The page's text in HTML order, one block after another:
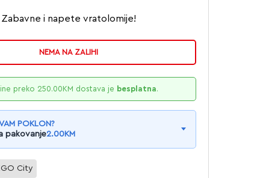
Zabavne i napete vratolomije!
NEMA NA ZALIHI
preko 250.00KM dostava je besplatna.
POKLON?
pakovanje2.00KM
City